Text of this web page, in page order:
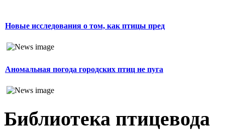
Новые исследования о том, как птицы пред
Аномальная погода городских птиц не пуга
Библиотека птицевода